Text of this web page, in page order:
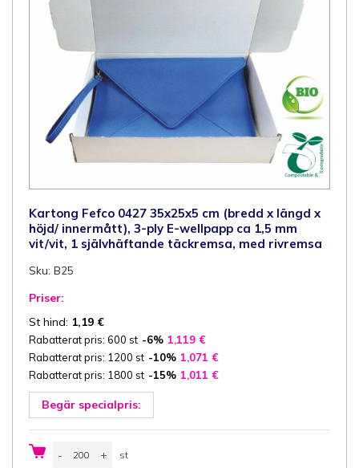
rivremsa
mängd
Kartong Fefco 0427 35x25x5 cm (bredd x längd x
höjd/ innermått), 3-ply E-wellpapp ca 1,5 mm
vit/vit, 1 självhäftande täckremsa, med rivremsa
Sku: B25
Priser:
St hind: 1,19 €
Rabatterat pris: 600 st -6% 1,119 €
Rabatterat pris: 1200 st -10% 1,071 €
Rabatterat pris: 1800 st -15% 1,011 €
Begär specialpris:
-
Fefco
+ st